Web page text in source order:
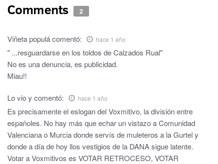
Comments 2
Viñeta populácomentó: hace 1 año
" ...resguardarse en los toldos de Calzados Rual"
No es una denuncia, es publicidad.
Miau!!
Lo vio y comentó: hace 1 año
Es precisamente el eslogan del Voxmitivo, la división entre
españoles. No hay más que echar un vistazo a Comunidad
Valenciana o Murcia donde servís de muleteros a la Gurtel y
donde a día de hoy llos vestigios de la DANA sigue latente.
Votar a Voxmitivos es VOTAR RETROCESO, VOTAR